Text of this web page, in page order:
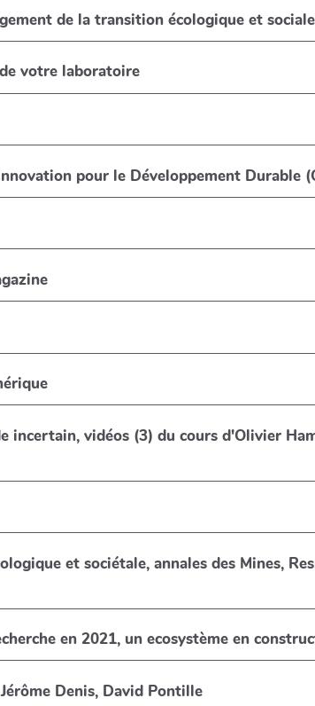
de la transition écologique et sociale
votre laboratoire
pour le Développement Durable
incertain, vidéos (3) du cours d'Olivier
des Mines, Responsabilité & Environnement N°
en 2021, un ecosystème en
Denis, David Pontille